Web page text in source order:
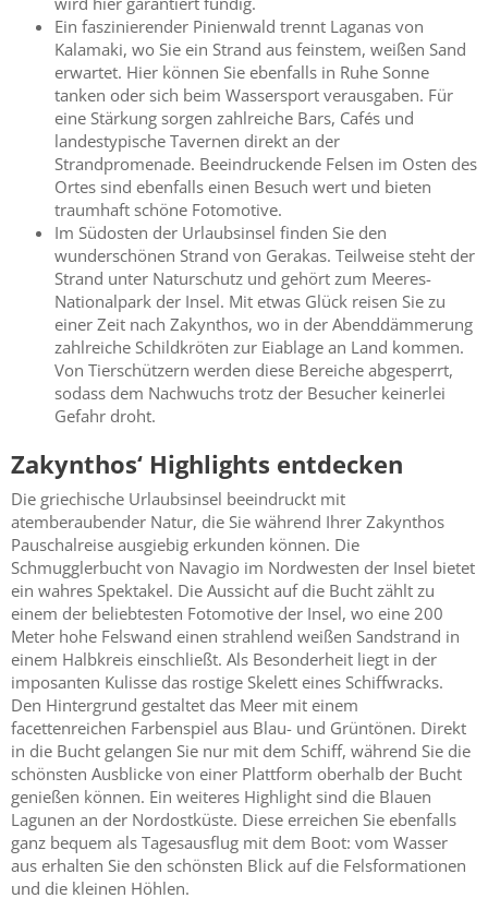
Ein faszinierender Pinienwald trennt Laganas von
Kalamaki, wo Sie ein Strand aus feinstem, weißen Sand
erwartet. Hier können Sie ebenfalls in Ruhe Sonne
tanken oder sich beim Wassersport verausgaben. Für
eine Stärkung sorgen zahlreiche Bars, Cafés und
landestypische Tavernen direkt an der
Strandpromenade. Beeindruckende Felsen im Osten des
Ortes sind ebenfalls einen Besuch wert und bieten
traumhaft schöne Fotomotive.
Im Südosten der Urlaubsinsel finden Sie den
wunderschönen Strand von Gerakas. Teilweise steht der
Strand unter Naturschutz und gehört zum Meeres-
Nationalpark der Insel. Mit etwas Glück reisen Sie zu
einer Zeit nach Zakynthos, wo in der Abenddämmerung
zahlreiche Schildkröten zur Eiablage an Land kommen.
Von Tierschützern werden diese Bereiche abgesperrt,
sodass dem Nachwuchs trotz der Besucher keinerlei
Gefahr droht.
Zakynthos‘ Highlights entdecken
Die griechische Urlaubsinsel beeindruckt mit
atemberaubender Natur, die Sie während Ihrer Zakynthos
Pauschalreise ausgiebig erkunden können. Die
Schmugglerbucht von Navagio im Nordwesten der Insel bietet
ein wahres Spektakel. Die Aussicht auf die Bucht zählt zu
einem der beliebtesten Fotomotive der Insel, wo eine 200
Meter hohe Felswand einen strahlend weißen Sandstrand in
einem Halbkreis einschließt. Als Besonderheit liegt in der
imposanten Kulisse das rostige Skelett eines Schiffwracks.
Den Hintergrund gestaltet das Meer mit einem
facettenreichen Farbenspiel aus Blau- und Grüntönen. Direkt
in die Bucht gelangen Sie nur mit dem Schiff, während Sie die
schönsten Ausblicke von einer Plattform oberhalb der Bucht
genießen können. Ein weiteres Highlight sind die Blauen
Lagunen an der Nordostküste. Diese erreichen Sie ebenfalls
ganz bequem als Tagesausflug mit dem Boot: vom Wasser
aus erhalten Sie den schönsten Blick auf die Felsformationen
und die kleinen Höhlen.